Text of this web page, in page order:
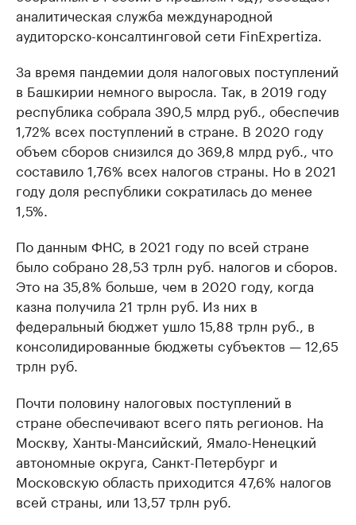
аналитическая служба международной
аудиторско-консалтинговой сети FinExpertiza.
За время пандемии доля налоговых поступлений
в Башкирии немного выросла. Так, в 2019 году
республика собрала 390,5 млрд руб., обеспечив
1,72% всех поступлений в стране. В 2020 году
объем сборов снизился до 369,8 млрд руб., что
составило 1,76% всех налогов страны. Но в 2021
году доля республики сократилась до менее
1,5%.
По данным ФНС, в 2021 году по всей стране
было собрано 28,53 трлн руб. налогов и сборов.
Это на 35,8% больше, чем в 2020 году, когда
казна получила 21 трлн руб. Из них в
федеральный бюджет ушло 15,88 трлн руб., в
консолидированные бюджеты субъектов — 12,65
трлн руб.
Почти половину налоговых поступлений в
стране обеспечивают всего пять регионов. На
Москву, Ханты-Мансийский, Ямало-Ненецкий
автономные округа, Санкт-Петербург и
Московскую область приходится 47,6% налогов
всей страны, или 13,57 трлн руб.